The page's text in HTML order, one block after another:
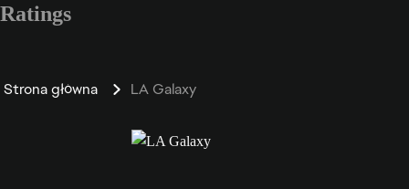
Ratings
Strona główna LA Galaxy